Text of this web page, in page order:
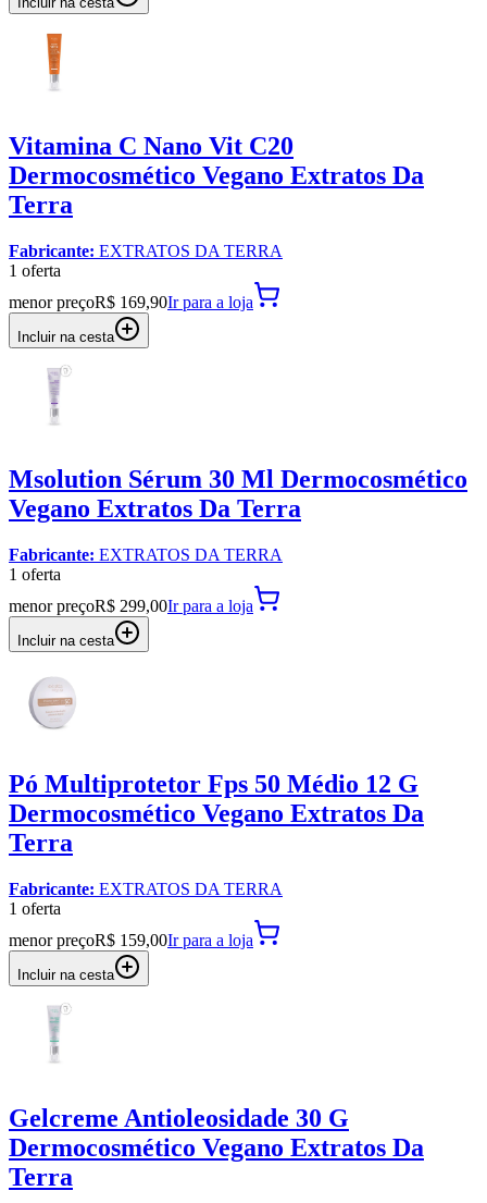
Vitamina C Nano Vit C20
Dermocosmético Vegano Extratos Da
Terra
Fabricante: EXTRATOS DA TERRA
1 oferta
menor preçoR$ 169,90Ir para a loja
Incluir na cesta
Msolution Sérum 30 Ml Dermocosmético
Vegano Extratos Da Terra
Fabricante: EXTRATOS DA TERRA
1 oferta
menor preçoR$ 299,00Ir para a loja
Incluir na cesta
Pó Multiprotetor Fps 50 Médio 12 G
Dermocosmético Vegano Extratos Da
Terra
Fabricante: EXTRATOS DA TERRA
1 oferta
menor preçoR$ 159,00Ir para a loja
Incluir na cesta
Gelcreme Antioleosidade 30 G
Dermocosmético Vegano Extratos Da
Terra